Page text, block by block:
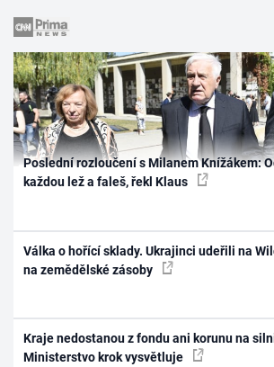
Poslední rozloučení s Milanem Knížákem:
každou lež a faleš, řekl Klaus
Válka o hořící sklady. Ukrajinci udeřili na
na zemědělské zásoby
Kraje nedostanou z fondu ani korunu na
Ministerstvo krok vysvětluje